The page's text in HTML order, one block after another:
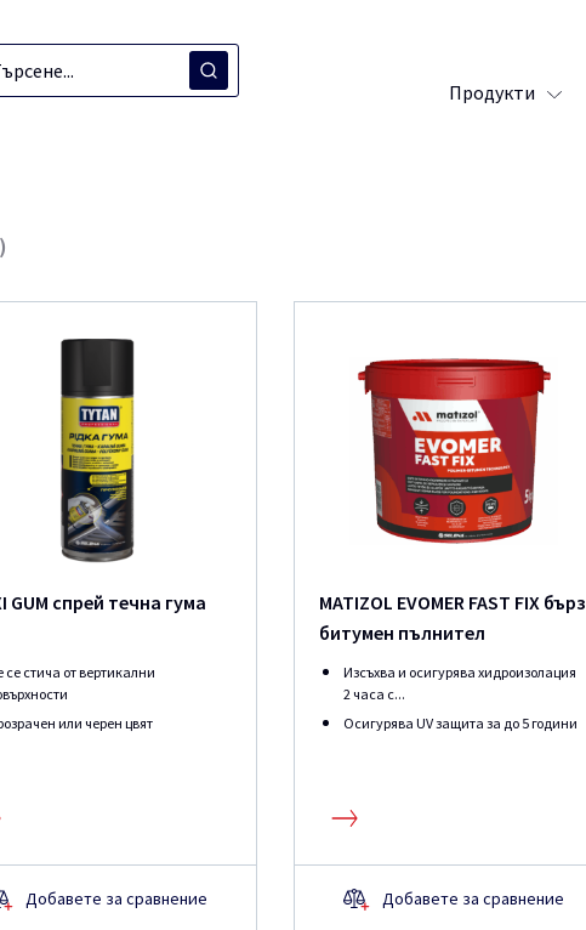
Продукти
)
GUM спрей течна гума
се стича от вертикални
или черен цвят
Добавете за сравнение
MATIZOL EVOMER FAST FIX бърз
битумен пълнител
Изсъхва и осигурява хидроизолация
2 часа с...
Осигурява UV защита за до 5 години
Добавете за сравнение